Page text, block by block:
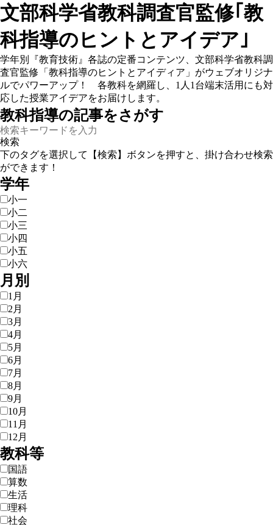
文部科学省教科調査官監修｢教
科指導のヒントとアイデア｣
学年別『教育技術』各誌の定番コンテンツ、文部科学省教科調
査官監修「教科指導のヒントとアイディア」がウェブオリジナ
ルでパワーアップ！ 各教科を網羅し、1人1台端末活用にも対
応した授業アイデアをお届けします。
教科指導の記事をさがす
下のタグを選択して【検索】ボタンを押すと、掛け合わせ検索
ができます！
学年
小一
小二
小三
小四
小五
小六
月別
1月
2月
3月
4月
5月
6月
7月
8月
9月
10月
11月
12月
教科等
国語
算数
生活
理科
社会